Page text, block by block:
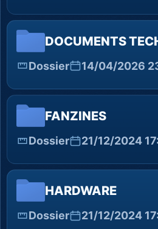
DOCUMENTS
Dossier 14/04/2026
FANZINES
Dossier 21/12/2024
HARDWARE
Dossier 21/12/2024